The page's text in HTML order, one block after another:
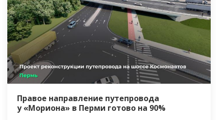
Правое направление путепровода
у «Мориона» в Перми готово на 90%